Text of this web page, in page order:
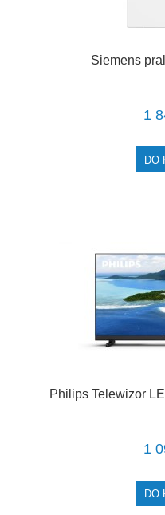
Siemens
1
DO
Philips Telewizor
1
DO